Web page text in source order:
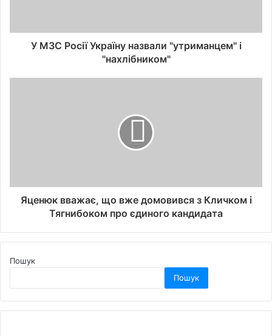
У МЗС Росії Україну назвали "утриманцем" і
"нахлібником"
Яценюк вважає, що вже домовився з Кличком і
Тягнибоком про єдиного кандидата
Пошук
Пошук